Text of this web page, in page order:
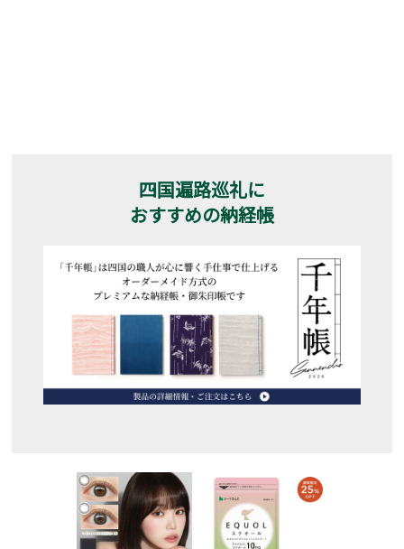
四国遍路巡礼に
おすすめの納経帳